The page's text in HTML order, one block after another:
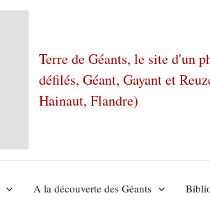
Terre de Géants, le site d'un
défilés, Géant, Gayant et
Hainaut, Flandre)
A la découverte des Géants